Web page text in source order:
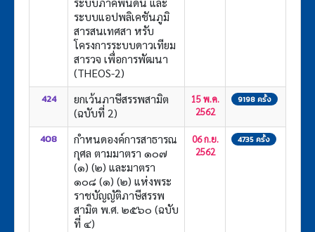
ระบบแอปพลิเคชันภูมิ
สารสนเทศสา หรับ
โครงการระบบดาวเทียม
สารวจ เพื่อการพัฒนา
(THEOS-2)
424
ยกเว้นภาษีสรรพสามิต
(ฉบับที่ 2)
15 พ.ค.
2562
9198 ครั้ง
408
กำหนดองค์การสาธารณ
กุศล ตามมาตรา ๑๐๗
(๑) (๒) และมาตรา
๑๐๘ (๑) (๒) แห่งพระ
ราชบัญญัติภาษีสรรพ
สามิต พ.ศ. ๒๕๖๐ (ฉบับ
ที่ ๔)
06 ก.ย.
2562
4735 ครั้ง